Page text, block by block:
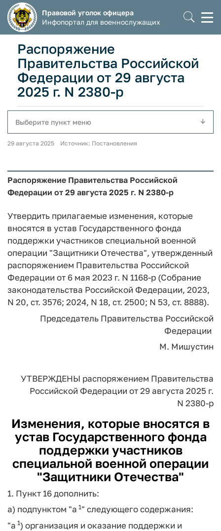
Правовой уголок офицера
Инфопортал для военнослужащих
Распоряжение
Правительства Российской
Федерации от 29 августа
2025 г. N 2380-р
Выберите пункт меню
29 августа 2025 Источник: Постановления
Распоряжение Правительства Российской
Федерации от 29 августа 2025 г. N 2380-р
Утвердить прилагаемые изменения, которые
вносятся в устав Государственного фонда
поддержки участников специальной военной
операции "Защитники Отечества", утвержденный
распоряжением Правительства Российской
Федерации от 6 мая 2023 г. N 1168-р (Собрание
законодательства Российской Федерации, 2023,
N 20, ст. 3576; 2024, N 18, ст. 2500; N 53, ст. 8888).
Председатель Правительства Российской
Федерации
М. Мишустин
УТВЕРЖДЕНЫ распоряжением Правительства
Российской Федерации от 29 августа 2025 г.
N 2380-р
Изменения, которые вносятся в
устав Государственного фонда
поддержки участников
специальной военной операции
"Защитники Отечества"
1. Пункт 16 дополнить:
а) подпунктом "а 1 " следующего содержания:
"а 1) организация и оказание поддержки и